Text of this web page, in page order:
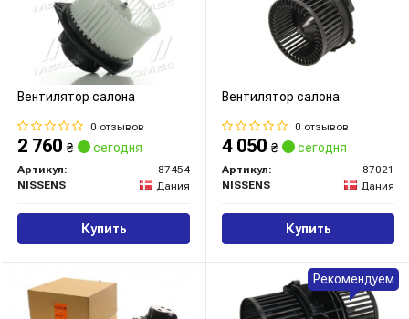
Вентилятор салона
0 отзывов
2 760 ₴ сегодня
Артикул:
87454
NISSENS
Дания
Купить
Вентилятор салона
0 отзывов
4 050 ₴ сегодня
Артикул:
87021
NISSENS
Дания
Купить
Рекомендуем